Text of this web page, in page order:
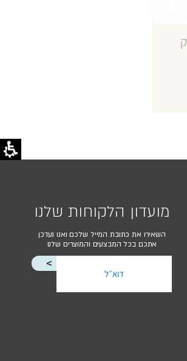
מועדון הלקוחות שלנו
השאירו את כתובת המייל שלכם ואנו נעדכן
אתכם בכל המבצעים והמוצרים שלנו
<